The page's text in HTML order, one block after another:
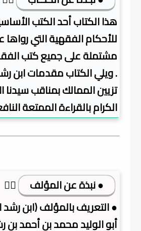
هذا الكتاب أحد الكتب
للأحكام الفقهية التي
مشتملة على جميع كتب الفقه
. ويلي الكتاب مقدمات ابن
تزيين الممالك بمناقب
الكرام بالقراءة الممتعة
● نبذة عن المؤلف
👇🏿
● التعريف بالمؤلف (ابن رشد